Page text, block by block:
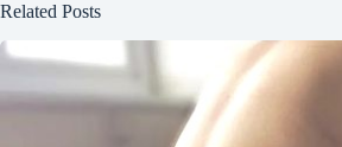
Related Posts